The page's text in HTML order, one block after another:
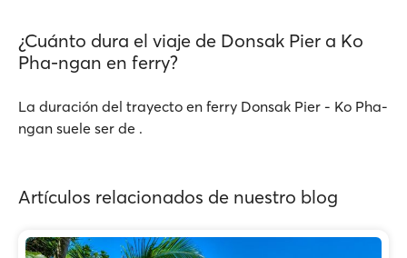
¿Cuánto dura el viaje de Donsak Pier a Ko
Pha-ngan en ferry?
La duración del trayecto en ferry Donsak Pier - Ko Pha-
ngan suele ser de .
Artículos relacionados de nuestro blog